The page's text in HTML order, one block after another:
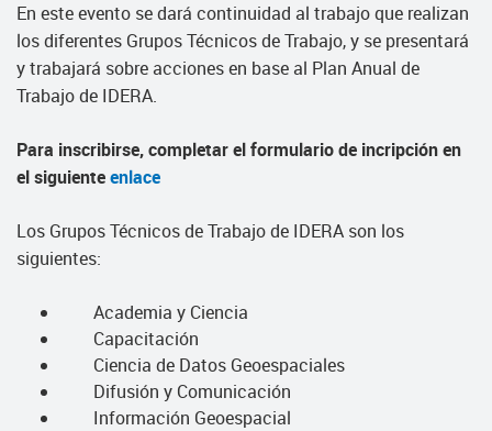
En este evento se dará continuidad al trabajo que realizan
los diferentes Grupos Técnicos de Trabajo, y se presentará
y trabajará sobre acciones en base al Plan Anual de
Trabajo de IDERA.
Para inscribirse, completar el formulario de incripción en
el siguienteenlace
Los Grupos Técnicos de Trabajo de IDERA son los
siguientes:
Academia y Ciencia
Capacitación
Ciencia de Datos Geoespaciales
Difusión y Comunicación
Información Geoespacial